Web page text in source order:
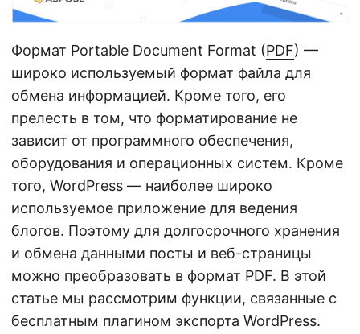
Формат Portable Document Format (PDF) —
широко используемый формат файла для
обмена информацией. Кроме того, его
прелесть в том, что форматирование не
зависит от программного обеспечения,
оборудования и операционных систем. Кроме
того, WordPress — наиболее широко
используемое приложение для ведения
блогов. Поэтому для долгосрочного хранения
и обмена данными посты и веб-страницы
можно преобразовать в формат PDF. В этой
статье мы рассмотрим функции, связанные с
бесплатным плагином экспорта WordPress.